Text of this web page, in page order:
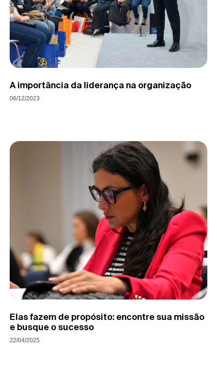
A importância da liderança na organização
06/12/2023
Elas fazem de propósito: encontre sua missão
e busque o sucesso
22/04/2025